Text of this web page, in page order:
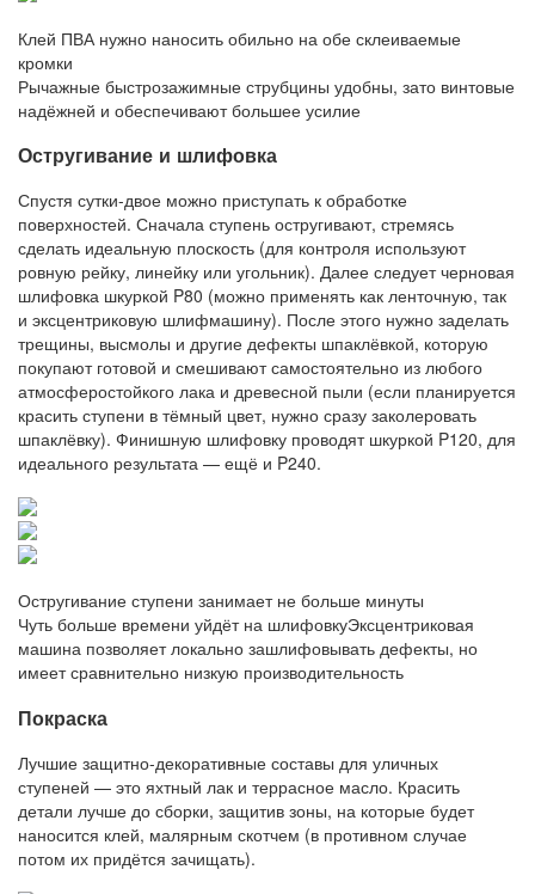
Клей ПВА нужно наносить обильно на обе склеиваемые
кромки
Рычажные быстрозажимные струбцины удобны, зато винтовые
надёжней и обеспечивают большее усилие
Остругивание и шлифовка
Спустя сутки-двое можно приступать к обработке
поверхностей. Сначала ступень остругивают, стремясь
сделать идеальную плоскость (для контроля используют
ровную рейку, линейку или угольник). Далее следует черновая
шлифовка шкуркой P80 (можно применять как ленточную, так
и эксцентриковую шлифмашину). После этого нужно заделать
трещины, высмолы и другие дефекты шпаклёвкой, которую
покупают готовой и смешивают самостоятельно из любого
атмосферостойкого лака и древесной пыли (если планируется
красить ступени в тёмный цвет, нужно сразу заколеровать
шпаклёвку). Финишную шлифовку проводят шкуркой P120, для
идеального результата — ещё и P240.
Остругивание ступени занимает не больше минуты
Чуть больше времени уйдёт на шлифовкуЭксцентриковая
машина позволяет локально зашлифовывать дефекты, но
имеет сравнительно низкую производительность
Покраска
Лучшие защитно-декоративные составы для уличных
ступеней — это яхтный лак и террасное масло. Красить
детали лучше до сборки, защитив зоны, на которые будет
наносится клей, малярным скотчем (в противном случае
потом их придётся зачищать).